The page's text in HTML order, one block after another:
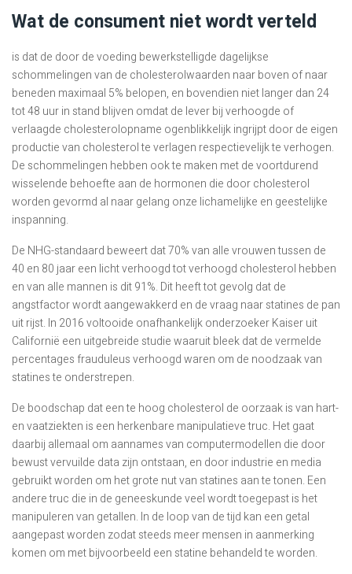
Wat de consument niet wordt verteld
is dat de door de voeding bewerkstelligde dagelijkse
schommelingen van de cholesterolwaarden naar boven of naar
beneden maximaal 5% belopen, en bovendien niet langer dan 24
tot 48 uur in stand blijven omdat de lever bij verhoogde of
verlaagde cholesterolopname ogenblikkelijk ingrijpt door de eigen
productie van cholesterol te verlagen respectievelijk te verhogen.
De schommelingen hebben ook te maken met de voortdurend
wisselende behoefte aan de hormonen die door cholesterol
worden gevormd al naar gelang onze lichamelijke en geestelijke
inspanning.
De NHG-standaard beweert dat 70% van alle vrouwen tussen de
40 en 80 jaar een licht verhoogd tot verhoogd cholesterol hebben
en van alle mannen is dit 91%. Dit heeft tot gevolg dat de
angstfactor wordt aangewakkerd en de vraag naar statines de pan
uit rijst. In 2016 voltooide onafhankelijk onderzoeker Kaiser uit
Californië een uitgebreide studie waaruit bleek dat de vermelde
percentages frauduleus verhoogd waren om de noodzaak van
statines te onderstrepen.
De boodschap dat een te hoog cholesterol de oorzaak is van hart-
en vaatziekten is een herkenbare manipulatieve truc. Het gaat
daarbij allemaal om aannames van computermodellen die door
bewust vervuilde data zijn ontstaan, en door industrie en media
gebruikt worden om het grote nut van statines aan te tonen. Een
andere truc die in de geneeskunde veel wordt toegepast is het
manipuleren van getallen. In de loop van de tijd kan een getal
aangepast worden zodat steeds meer mensen in aanmerking
komen om met bijvoorbeeld een statine behandeld te worden.